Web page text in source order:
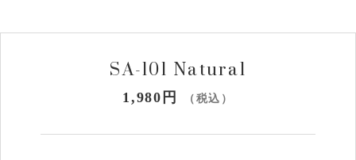
SA-101 Natural
1,980円 （税込）